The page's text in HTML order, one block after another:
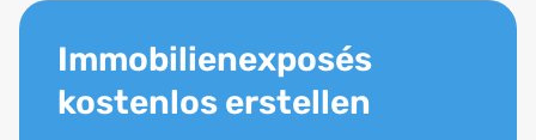
Immobilienexposés
kostenlos erstellen